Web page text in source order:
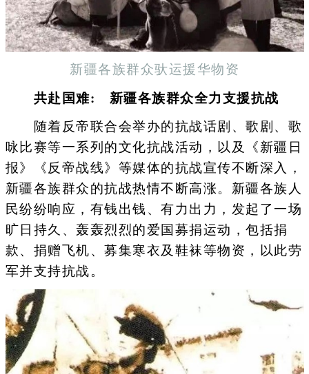
新疆各族群众驮运援华物资
共赴国难: 新疆各族群众全力支援抗战
随着反帝联合会举办的抗战话剧、歌剧、歌
咏比赛等一系列的文化抗战活动，以及《新疆日
报》《反帝战线》等媒体的抗战宣传不断深入，
新疆各族群众的抗战热情不断高涨。新疆各族人
民纷纷响应，有钱出钱、有力出力，发起了一场
旷日持久、轰轰烈烈的爱国募捐运动，包括捐
款、捐赠飞机、募集寒衣及鞋袜等物资，以此劳
军并支持抗战。